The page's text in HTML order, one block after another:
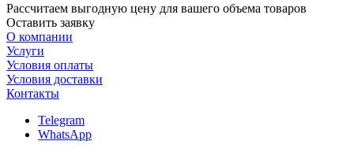
Рассчитаем выгодную цену для вашего объема товаров
Оставить заявку
О компании
Услуги
Условия оплаты
Условия доставки
Контакты
Telegram
WhatsApp